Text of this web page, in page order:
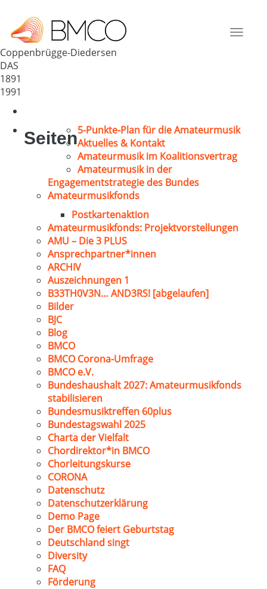
Toggle
Deutschland
31863
Coppenbrügge-Diedersen
DAS
1891
1991
Seiten5-Punkte-Plan für die Amateurmusik
Aktuelles & Kontakt
Amateurmusik im Koalitionsvertrag
Amateurmusik in der
Engagementstrategie des Bundes
Amateurmusikfonds
Postkartenaktion
Amateurmusikfonds: Projektvorstellungen
AMU – Die 3 PLUS
Ansprechpartner*innen
ARCHIV
Auszeichnungen 1
B33TH0V3N… AND3RS! [abgelaufen]
Bilder
BJC
Blog
BMCO
BMCO Corona-Umfrage
BMCO e.V.
Bundeshaushalt 2027: Amateurmusikfonds
stabilisieren
Bundesmusiktreffen 60plus
Bundestagswahl 2025
Charta der Vielfalt
Chordirektor*in BMCO
Chorleitungskurse
CORONA
Datenschutz
Datenschutzerklärung
Demo Page
Der BMCO feiert Geburtstag
Deutschland singt
Diversity
FAQ
Förderung